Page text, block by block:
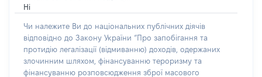
Ні
Чи належите Ви до національних публічних діячів
відповідно до Закону України “Про запобігання та
протидію легалізації (відмиванню) доходів, одержаних
злочинним шляхом, фінансуванню тероризму та
фінансуванню розповсюдження зброї масового